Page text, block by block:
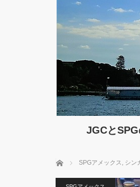
JGCと
ホーム SPGアメックス, シン